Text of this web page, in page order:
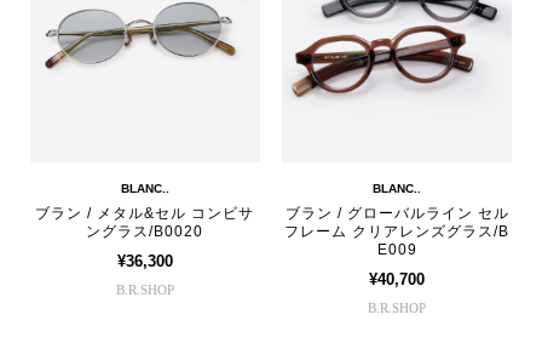
BLANC..
ブラン / メタル&セル コンビサ
ングラス/B0020
¥36,300
B.R.SHOP
BLANC..
ブラン / グローバルライン セル
フレーム クリアレンズグラス/B
E009
¥40,700
B.R.SHOP